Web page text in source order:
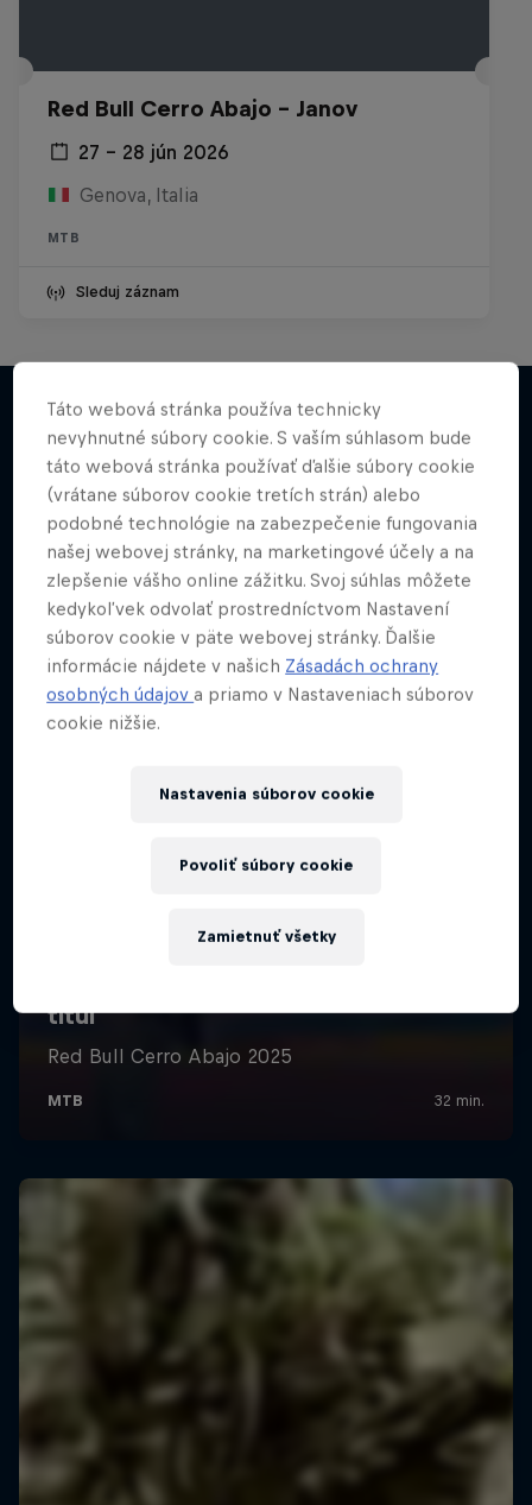
Red Bull Cerro Abajo - Janov
27 – 28 jún 2026
Genova, Italia
MTB
Sleduj záznam
Viac
Táto webová stránka používa technicky
nevyhnutné súbory cookie. S vaším súhlasom bude
táto webová stránka používať ďalšie súbory cookie
(vrátane súborov cookie tretích strán) alebo
podobné technológie na zabezpečenie fungovania
našej webovej stránky, na marketingové účely a na
zlepšenie vášho online zážitku. Svoj súhlas môžete
kedykoľvek odvolať prostredníctvom Nastavení
súborov cookie v päte webovej stránky. Ďalšie
informácie nájdete v našich Zásadách ochrany
osobných údajova priamo v Nastaveniach súborov
cookie nižšie.
Nastavenia súborov cookie
Zamietnuť všetky
Povoliť súbory cookie